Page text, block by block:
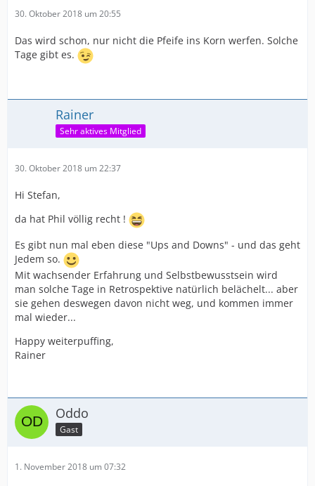
30. Oktober 2018 um 20:55
Das wird schon, nur nicht die Pfeife ins Korn werfen. Solche
Tage gibt es.
Rainer
Sehr aktives Mitglied
30. Oktober 2018 um 22:37
Hi Stefan,
da hat Phil völlig recht !
Es gibt nun mal eben diese "Ups and Downs" - und das geht
Jedem so.
Mit wachsender Erfahrung und Selbstbewusstsein wird
man solche Tage in Retrospektive natürlich belächelt... aber
sie gehen deswegen davon nicht weg, und kommen immer
mal wieder...
Happy weiterpuffing,
Rainer
Oddo
Gast
1. November 2018 um 07:32